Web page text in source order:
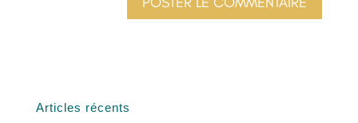
Articles récents